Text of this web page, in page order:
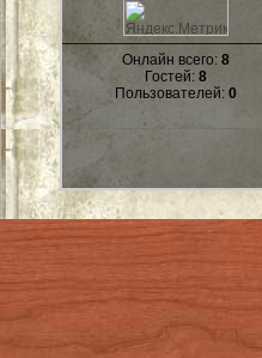
Онлайн всего: 8
Гостей: 8
Пользователей: 0